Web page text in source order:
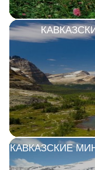
КАВКАЗСКИЕ